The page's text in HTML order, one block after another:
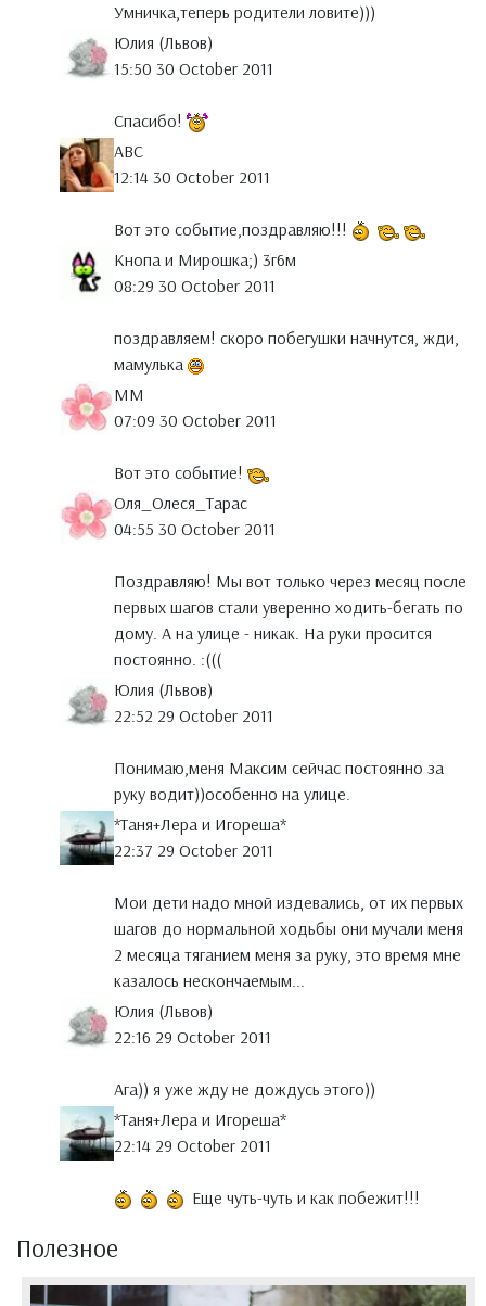
Умничка,теперь родители ловите)))
Юлия (Львов)
15:50 30 October 2011
Спасибо!
АВС
12:14 30 October 2011
Вот это событие,поздравляю!!!
Кнопа и Мирошка;) 3г6м
08:29 30 October 2011
поздравляем! скоро побегушки начнутся, жди,
мамулька
MM
07:09 30 October 2011
Вот это событие!
Оля_Олеся_Тарас
04:55 30 October 2011
Поздравляю! Мы вот только через месяц после
первых шагов стали уверенно ходить-бегать по
дому. А на улице - никак. На руки просится
постоянно. :(((
Юлия (Львов)
22:52 29 October 2011
Понимаю,меня Максим сейчас постоянно за
руку водит))особенно на улице.
*Таня+Лера и Игореша*
22:37 29 October 2011
Мои дети надо мной издевались, от их первых
шагов до нормальной ходьбы они мучали меня
2 месяца тяганием меня за руку, это время мне
казалось нескончаемым...
Юлия (Львов)
22:16 29 October 2011
Ага)) я уже жду не дождусь этого))
*Таня+Лера и Игореша*
22:14 29 October 2011
Еще чуть-чуть и как побежит!!!
Полезное